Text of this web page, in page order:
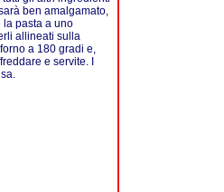
ben amalgamato,
la pasta a uno
allineati sulla
a 180 gradi e,
e servite. I